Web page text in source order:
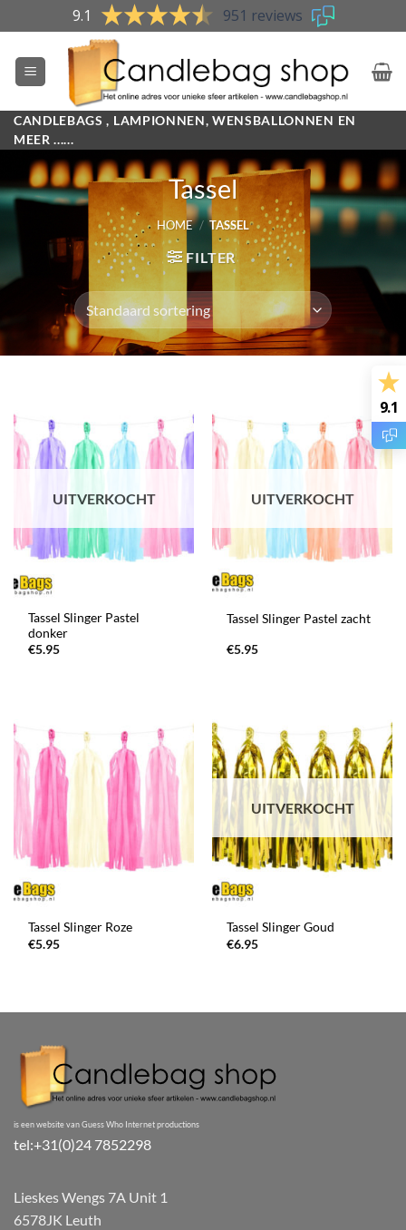
to
content
9.1 951 reviews
CANDLEBAGS , LAMPIONNEN, WENSBALLONNEN EN
MEER ......
Tassel
HOME / TASSEL
FILTER
UITVERKOCHT
Tassel Slinger Pastel
donker
€5.95
UITVERKOCHT
Tassel Slinger Pastel zacht
€5.95
Tassel Slinger Roze
€5.95
UITVERKOCHT
Tassel Slinger Goud
€6.95
is een website van Guess Who Internet productions
tel:+31(0)24 7852298
Lieskes Wengs 7A Unit 1
6578JK Leuth
9.1